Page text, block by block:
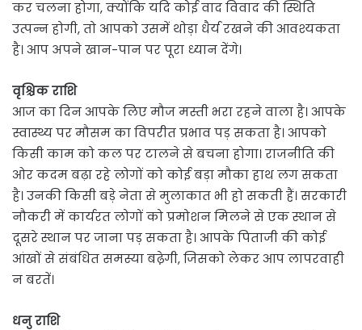
कर चलना होगा, क्योंकि यदि कोई वाद विवाद की स्थिति
उत्पन्न होगी, तो आपको उसमें थोड़ा धैर्य रखने की आवश्यकता
है। आप अपने खान-पान पर पूरा ध्यान देंगे।
वृश्चिक राशि
आज का दिन आपके लिए मौज मस्ती भरा रहने वाला है। आपके
स्वास्थ्य पर मौसम का विपरीत प्रभाव पड़ सकता है। आपको
किसी काम को कल पर टालने से बचना होगा। राजनीति की
ओर कदम बढ़ा रहे लोगों को कोई बड़ा मौका हाथ लग सकता
है। उनकी किसी बड़े नेता से मुलाकात भी हो सकती हैं। सरकारी
नौकरी में कार्यरत लोगों को प्रमोशन मिलने से एक स्थान से
दूसरे स्थान पर जाना पड़ सकता है। आपके पिताजी की कोई
आंखों से संबंधित समस्या बढे़गी, जिसको लेकर आप लापरवाही
न बरतें।
धनु राशि